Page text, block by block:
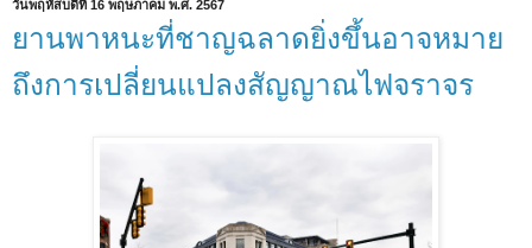
วันพฤหัสบดีที่ 16 พฤษภาคม พ.ศ. 2567
ยานพาหนะที่ชาญฉลาดยิ่งขึ้นอาจหมาย
ถึงการเปลี่ยนแปลงสัญญาณไฟจราจร